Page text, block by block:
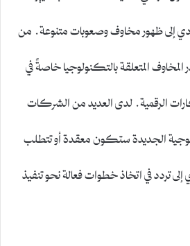
إلى ظهور مخاوف وصعوبات متنوعة. من
المتعلقة بالتكنولوجيا خاصةً في
الرقمية. لدى العديد من الشركات
الجديدة ستكون معقدة أو تتطلب
تردد في اتخاذ خطوات فعالة نحو تنفيذ